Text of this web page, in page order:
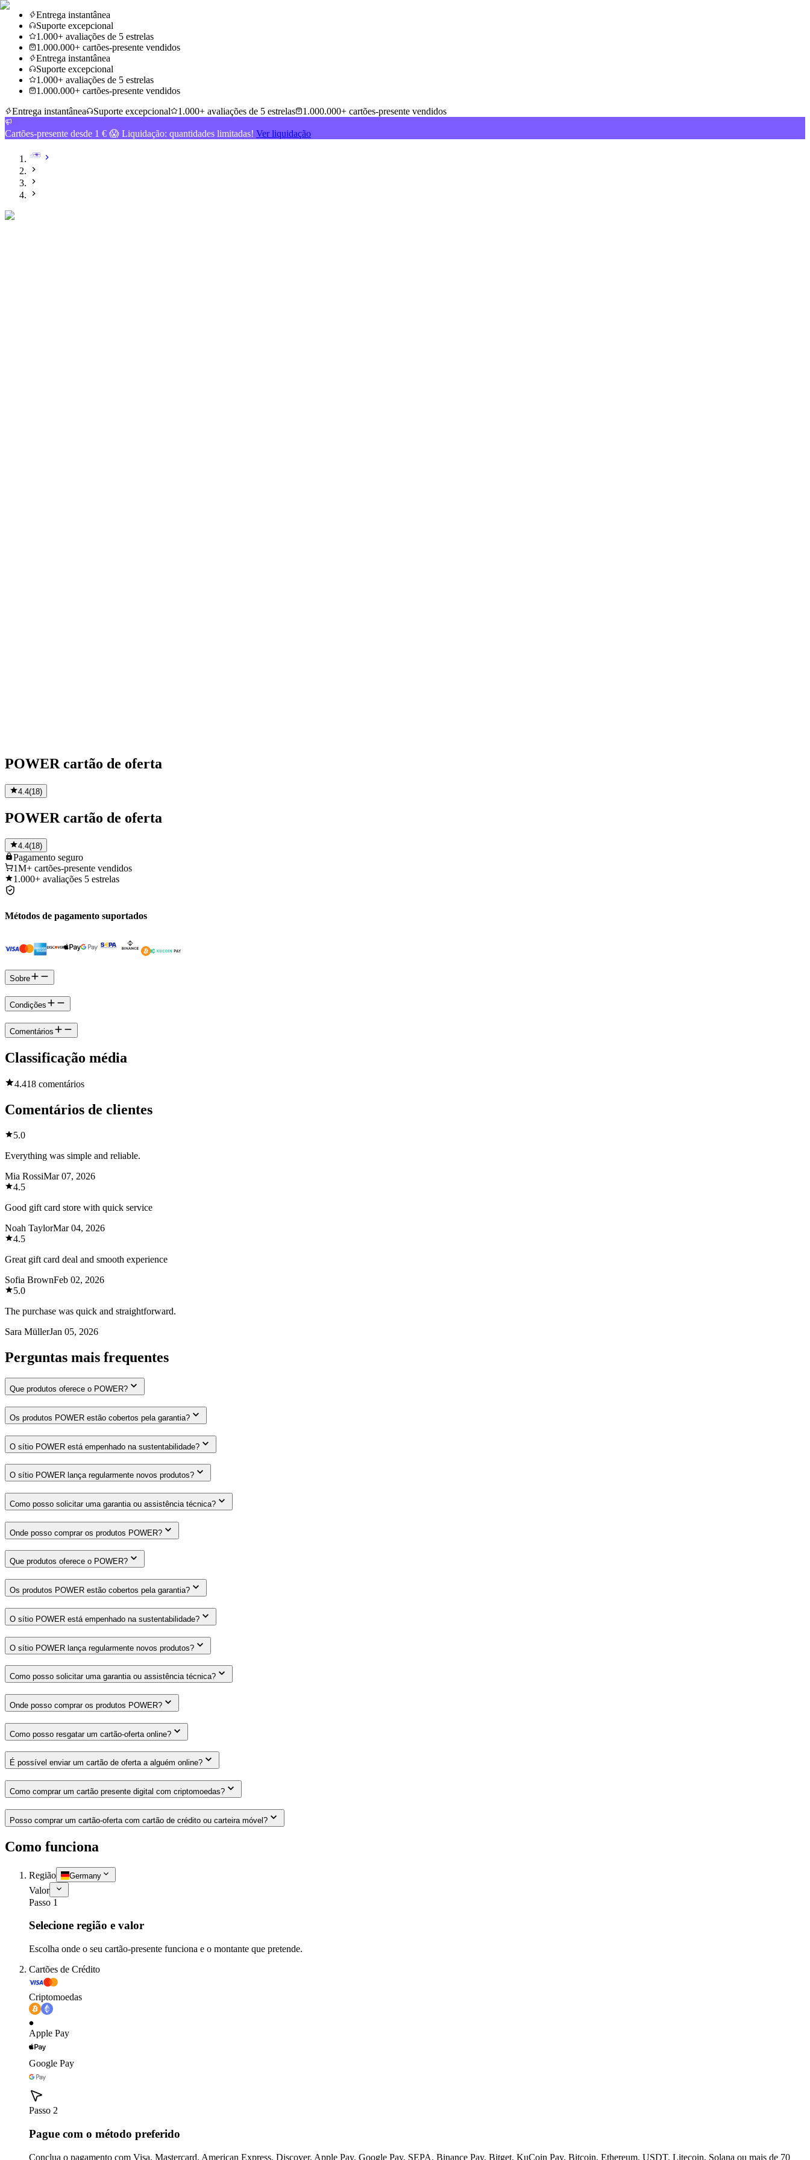
Entrega instantânea
Suporte excepcional
1.000+ avaliações de 5 estrelas
1.000.000+ cartões-presente vendidos
Entrega instantânea
Suporte excepcional
1.000+ avaliações de 5 estrelas
1.000.000+ cartões-presente vendidos
Entrega instantânea
Suporte excepcional 1.000+ avaliações de 5 estrelas 1.000.000+ cartões-presente vendidos
Cartões-presente desde 1 € 😱 Liquidação: quantidades limitadas! Ver liquidação
POWER cartão de oferta
4.4(18)
POWER cartão de oferta
4.4(18)
Pagamento seguro
1M+ cartões-presente vendidos
1.000+ avaliações 5 estrelas
Métodos de pagamento suportados
Sobre
Condições
Comentários
Classificação média
4.418 comentários
Comentários de clientes
5.0
Everything was simple and reliable.
Mia RossiMar 07, 2026
4.5
Good gift card store with quick service
Noah TaylorMar 04, 2026
4.5
Great gift card deal and smooth experience
Sofia BrownFeb 02, 2026
5.0
The purchase was quick and straightforward.
Sara MüllerJan 05, 2026
Perguntas mais frequentes
Que produtos oferece o POWER?
Os produtos POWER estão cobertos pela garantia?
O sítio POWER está empenhado na sustentabilidade?
O sítio POWER lança regularmente novos produtos?
Como posso solicitar uma garantia ou assistência técnica?
Onde posso comprar os produtos POWER?
Que produtos oferece o POWER?
Os produtos POWER estão cobertos pela garantia?
O sítio POWER está empenhado na sustentabilidade?
O sítio POWER lança regularmente novos produtos?
Como posso solicitar uma garantia ou assistência técnica?
Onde posso comprar os produtos POWER?
Como posso resgatar um cartão-oferta online?
É possível enviar um cartão de oferta a alguém online?
Como comprar um cartão presente digital com criptomoedas?
Posso comprar um cartão-oferta com cartão de crédito ou carteira móvel?
Como funciona
Região Germany
Valor
Passo 1
Selecione região e valor
Escolha onde o seu cartão-presente funciona e o montante que pretende.
Cartões de Crédito
Criptomoedas
Apple Pay
Google Pay
Passo 2
Pague com o método preferido
Conclua o pagamento com Visa, Mastercard, American Express, Discover, Apple Pay, Google Pay, SEPA, Binance Pay, Bitget, KuCoin Pay, Bitcoin, Ethereum, USDT, Litecoin, Solana ou mais de 70